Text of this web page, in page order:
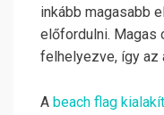
inkább magasabb
előfordulni. Magas
felhelyezve, így az
A beach flag